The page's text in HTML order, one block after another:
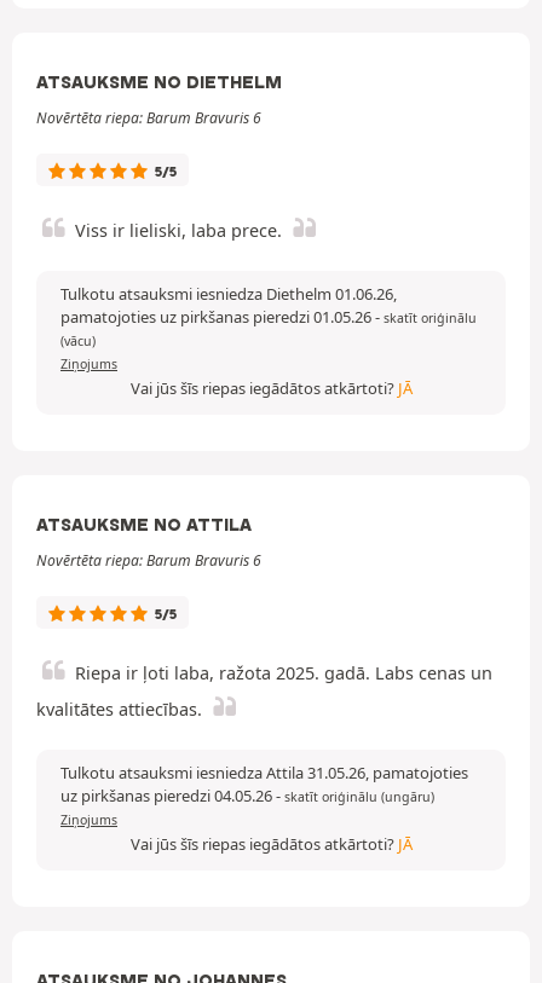
ATSAUKSME NO DIETHELM
Novērtēta riepa: Barum Bravuris 6
5/5
Viss ir lieliski, laba prece.
Tulkotu atsauksmi iesniedza Diethelm 01.06.26,
pamatojoties uz pirkšanas pieredzi 01.05.26- skatīt oriģinālu
(vācu)
Ziņojums
Vai jūs šīs riepas iegādātos atkārtoti? JĀ
ATSAUKSME NO ATTILA
Novērtēta riepa: Barum Bravuris 6
5/5
Riepa ir ļoti laba, ražota 2025. gadā. Labs cenas un
kvalitātes attiecības.
Tulkotu atsauksmi iesniedza Attila 31.05.26, pamatojoties
uz pirkšanas pieredzi 04.05.26- skatīt oriģinālu (ungāru)
Ziņojums
Vai jūs šīs riepas iegādātos atkārtoti? JĀ